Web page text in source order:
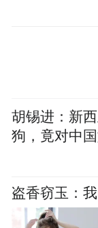
胡锡进：新
狗，竟对中
盗香窃玉：